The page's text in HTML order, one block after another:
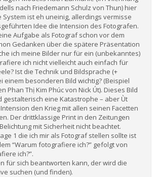
nach Friedemann Schulz von Thun) hier
ist eh uneinig, allerdings vermisse
Idee die Intension des Fotografen.
Aufgabe als Fotograf schon vor dem
Gedanken über die spätere Präsentation
ich meine Bilder nur für ein (unbekanntes)
ich nicht vielleicht auch einfach für
Ist die Technik und Bildsprache (+
einem besonderen Bild wichtig? (Beispiel
Phan Thị Kim Phúc von Nick Út). Dieses Bild
gestalterisch eine Katastrophe – aber Ùt
den Krieg mit allen seinen Facetten
Der drittklassige Print in den Zeitungen
mit Sicherheit nicht beachtet.
1 die ich mir als Fotograf stellen sollte ist
“Warum fotografiere ich?” gefolgt von
ich?”.
für sich beantworten kann, der wird die
suchen (und finden).